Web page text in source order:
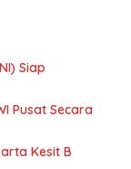
Siap
Pusat Secara
Kesit B